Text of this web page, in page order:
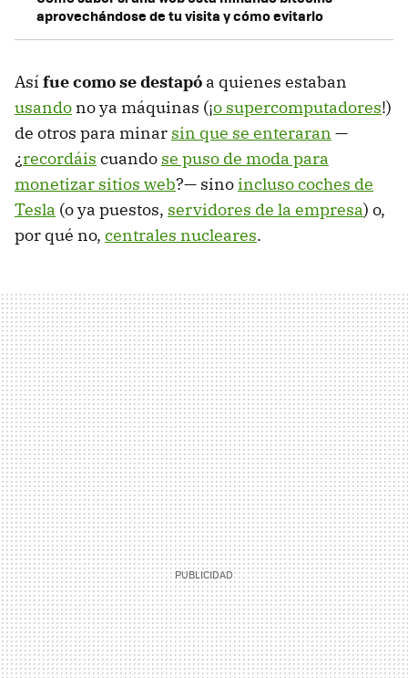
aprovechándose de tu visita y cómo evitarlo
Así fue como se destapó a quienes estaban
usando no ya máquinas (¡o supercomputadores!)
de otros para minar sin que se enteraran —
¿recordáis cuando se puso de moda para
monetizar sitios web?— sinoincluso coches de
Tesla (o ya puestos, servidores de la empresa) o,
por qué no, centrales nucleares.